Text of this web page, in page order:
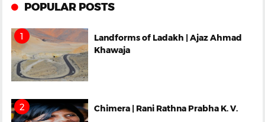
POPULAR POSTS
Landforms of Ladakh | Ajaz Ahmad
Khawaja
Chimera | Rani Rathna Prabha K. V.